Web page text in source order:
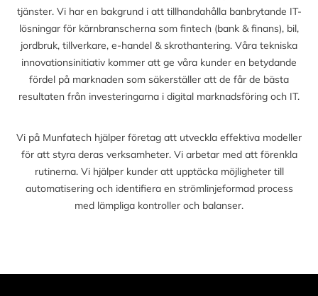
tjänster. Vi har en bakgrund i att tillhandahålla banbrytande IT-
lösningar för kärnbranscherna som fintech (bank & finans), bil,
jordbruk, tillverkare, e-handel & skrothantering. Våra tekniska
innovationsinitiativ kommer att ge våra kunder en betydande
fördel på marknaden som säkerställer att de får de bästa
resultaten från investeringarna i digital marknadsföring och IT.
Vi på Munfatech hjälper företag att utveckla effektiva modeller
för att styra deras verksamheter. Vi arbetar med att förenkla
rutinerna. Vi hjälper kunder att upptäcka möjligheter till
automatisering och identifiera en strömlinjeformad process
med lämpliga kontroller och balanser.